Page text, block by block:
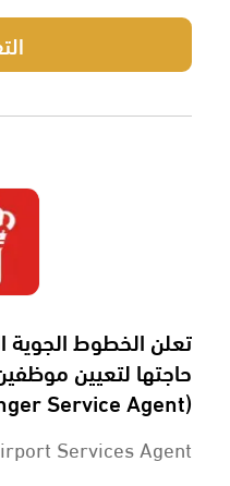
تعلن الخطوط الجوية
حاجتها لتعيين
(Passenger Service Agent)
Services Agent ✈️